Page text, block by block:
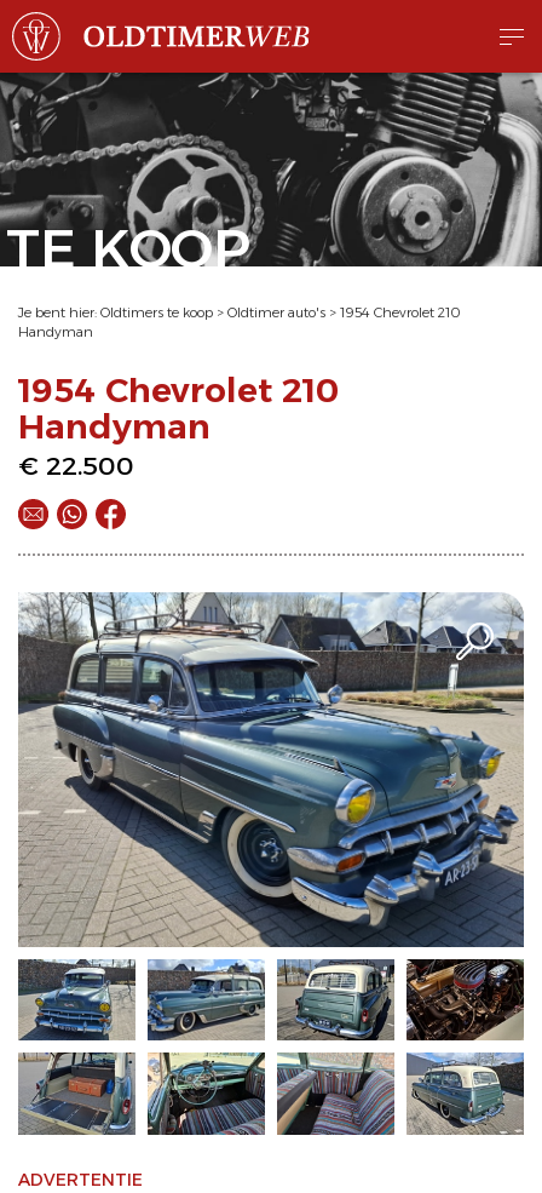
TE KOOP
Je bent hier: Oldtimers te koop > Oldtimer auto's > 1954 Chevrolet 210
Handyman
1954 Chevrolet 210
Handyman
€ 22.500
ADVERTENTIE